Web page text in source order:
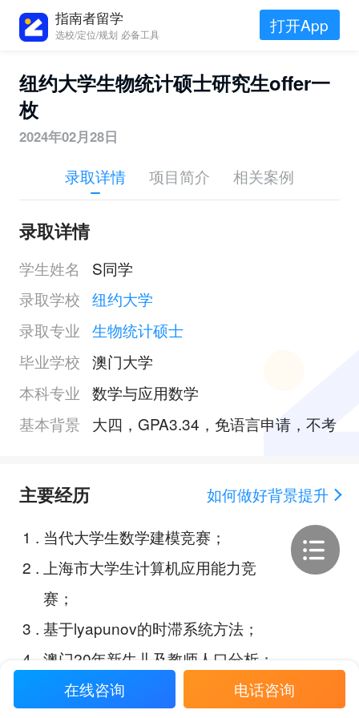
指南者留学
选校/定位/规划 必备工具 打开App
纽约大学生物统计硕士研究生offer一
枚
2024年02月28日
录取详情 项目简介 相关案例
录取详情
学生姓名
S同学
录取学校 纽约大学
录取专业 生物统计硕士
毕业学校 澳门大学
本科专业 数学与应用数学
基本背景
大四，GPA3.34，免语言申请，不考
主要经历
如何做好背景提升
1 . 当代大学生数学建模竞赛；
2 . 上海市大学生计算机应用能力竞
赛；
3 . 基于lyapunov的时滞系统方法；
4
澳门20年新生儿及教师人口分析；
在线咨询
电话咨询